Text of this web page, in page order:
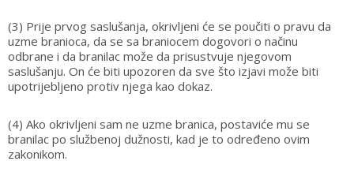
(3) Prije prvog saslušanja, okrivljeni će se poučiti o pravu da
uzme branioca, da se sa braniocem dogovori o načinu
odbrane i da branilac može da prisustvuje njegovom
saslušanju. On će biti upozoren da sve što izjavi može biti
upotrijebljeno protiv njega kao dokaz.
(4) Ako okrivljeni sam ne uzme branica, postaviće mu se
branilac po službenoj dužnosti, kad je to određeno ovim
zakonikom.